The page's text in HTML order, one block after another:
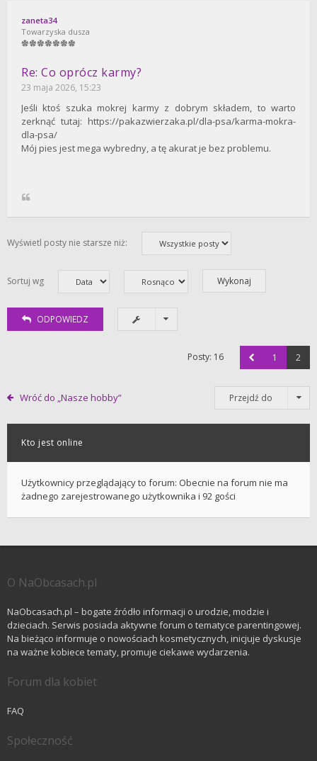
zaneta34
Towarzyska dusza
Re: Co oprócz karmy?
23 maja 2026, 15:23
Jeśli ktoś szuka mokrej karmy z dobrym składem, to warto
zerknąć tutaj: https://pakazwierzaka.pl/dla-psa/karma-mokra-
dla-psa/
Mój pies jest mega wybredny, a tę akurat je bez problemu.
Wyświetl posty nie starsze niż:
Sortuj wg
ODPOWIEDZ
Posty: 16 1 2
Wróć do „Nasze hobby” Przejdź do
Kto jest online
Użytkownicy przeglądający to forum: Obecnie na forum nie ma
żadnego zarejestrowanego użytkownika i 92 gości
O NaObcasach.pl
NaObcasach.pl – bogate źródło informacji o urodzie, modzie i
dzieciach. Serwis posiada aktywne forum o tematyce parentingowej.
Na bieżąco informuje o nowościach kosmetycznych, inicjuje dyskusje
na ważne kobiece tematy, promuje ciekawe wydarzenia.
Forum dla kobiet
FAQ
Społeczność